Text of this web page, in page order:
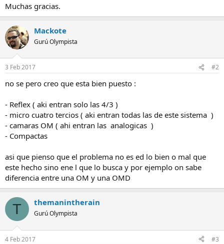
Muchas gracias.
Mackote
Gurú Olympista
3 Feb 2017 #2
no se pero creo que esta bien puesto :
- Reflex ( aki entran solo las 4/3 )
- micro cuatro tercios ( aki entran todas las de este sistema )
- camaras OM ( ahi entran las analogicas )
- Compactas
asi que pienso que el problema no es ed lo bien o mal que
este hecho sino ene l que lo busca y por ejemplo on sabe
diferencia entre una OM y una OMD
T themanintherain
Gurú Olympista
4 Feb 2017 #3